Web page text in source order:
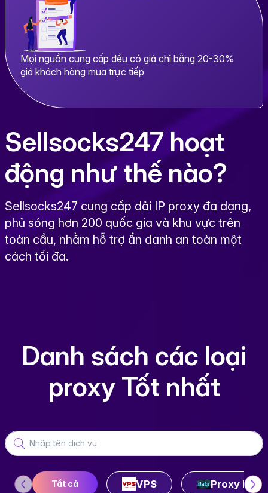
Mọi nguồn cung cấp đều có giá chỉ bằng 20-30%
giá khách hàng mua trực tiếp
Sellsocks247 hoạt
động như thế nào?
Sellsocks247 cung cấp dải IP proxy đa dạng,
phủ sóng hơn 200 quốc gia và khu vực trên
toàn cầu, nhằm hỗ trợ ẩn danh an toàn một
cách tối đa.
Danh sách các loại
proxy Tốt nhất
Tất cả VPS Proxy